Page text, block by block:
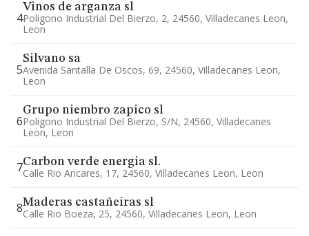
4
Vinos de arganza sl
Poligono Industrial Del Bierzo, 2, 24560, Villadecanes Leon,
Leon
5
Silvano sa
Avenida Santalla De Oscos, 69, 24560, Villadecanes Leon,
Leon
6
Grupo niembro zapico sl
Poligono Industrial Del Bierzo, S/n, 24560, Villadecanes
Leon, Leon
7Carbon verde energia sl.
Calle Rio Ancares, 17, 24560, Villadecanes Leon, Leon
8Maderas castañeiras sl
Calle Rio Boeza, 25, 24560, Villadecanes Leon, Leon